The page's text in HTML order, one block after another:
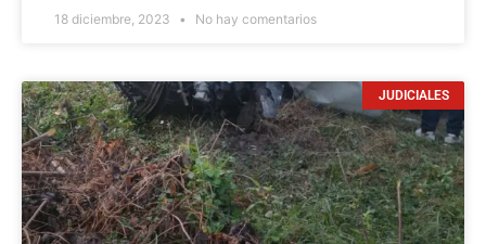
18 diciembre, 2023 No hay comentarios
JUDICIALES